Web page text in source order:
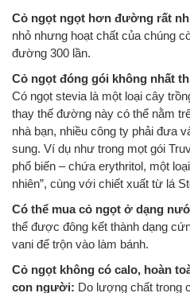
Cỏ ngọt ngọt hơn đường rất
nhỏ nhưng hoạt chất của chúng
đường 300 lần.
Cỏ ngọt đóng gói không nhất
Có ngọt stevia là một loại cây
thay thế đường này có thể nằm
nhà bạn, nhiều công ty phải đưa
sung. Ví dụ như trong mọt gói
phổ biến – chứa erythritol, một
nhiên”, cùng với chiết xuất từ lá
Có thể mua cỏ ngọt ở dạng
thể được đông kết thành dạng
vani để trộn vào làm bánh.
Cỏ ngọt không có calo, hoàn
con người: Do lượng chất trong